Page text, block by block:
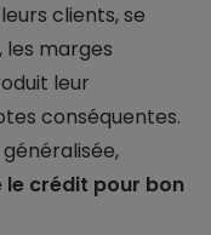
clients, se
les marges
leur
conséquentes.
le crédit pour bon